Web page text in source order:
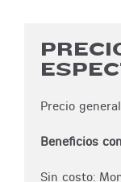
Precio
Beneficios
Sin costo: